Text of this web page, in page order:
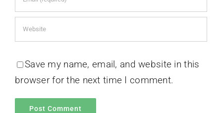
Save my name, email, and website in this
browser for the next time I comment.